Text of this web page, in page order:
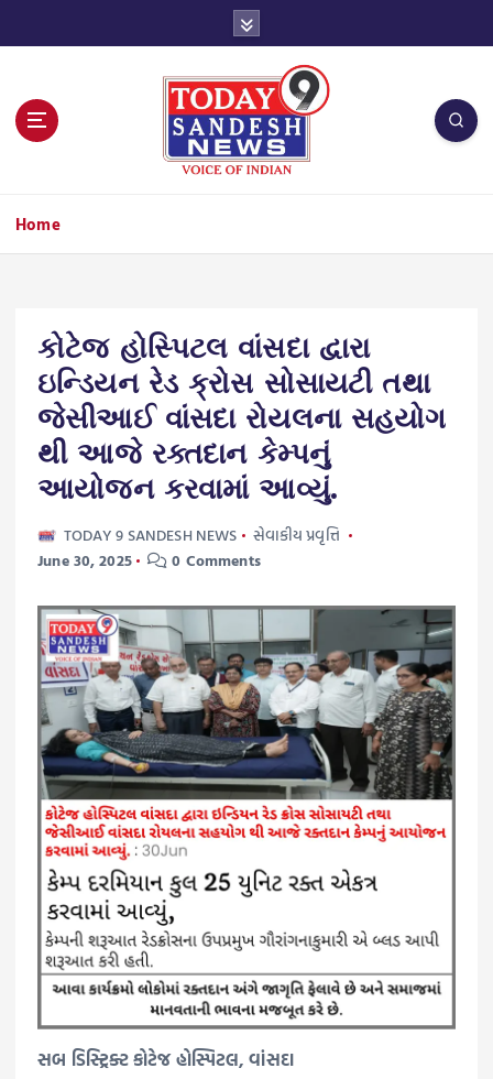
Home
કોટેજ હોસ્પિટલ વાંસદા દ્વારા
ઇન્ડિયન રેડ ક્રોસ સોસાયટી તથા
જેસીઆઈ વાંસદા રોયલના સહયોગ
થી આજે રક્તદાન કેમ્પનું
આયોજન કરવામાં આવ્યું.
TODAY 9 SANDESH NEWS
સેવાકીય પ્રવૃત્તિ
June 30, 2025
0 Comments
સબ ડિસ્ટ્રિક્ટ કોટેજ હોસ્પિટલ, વાંસદા